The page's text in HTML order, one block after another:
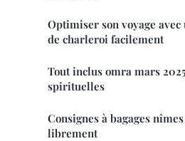
Optimiser son voyage
de charleroi facilement
Tout inclus omra mars
spirituelles
Consignes à bagages
librement